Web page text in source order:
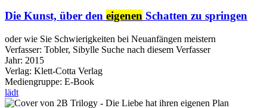
Die Kunst, über den eigenen Schatten zu springen
oder wie Sie Schwierigkeiten bei Neuanfängen meistern
Verfasser: Tobler, Sibylle Suche nach diesem Verfasser
Jahr: 2015
Verlag: Klett-Cotta Verlag
Mediengruppe: E-Book
lädt